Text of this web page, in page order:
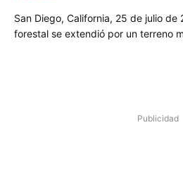
San Diego, California, 25 de julio de
forestal se extendió por un terreno
Publicidad